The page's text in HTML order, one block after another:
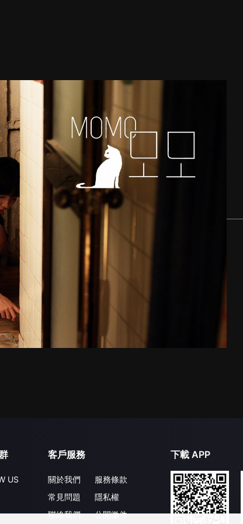
US
客戶服務
關於我們
常見問題
聯絡我們
服務條款
隱私權
公開徵件
下載 APP